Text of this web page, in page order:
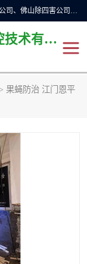
佛山儒创有害生物防治有限公司是一家佛山南海区杀虫公司、佛山除四害公司、佛山灭白蚁公司、佛山白蚁防治公司，让您远离虫害困扰。要问佛山白蚁防治哪家好？佛山儒创有害生物防治有限公司全佛山、广州，正规公司，上门勘查，可靠，售后有保障。
佛山儒创有害生物防控技术有限公司
> 果蝇防治 江门恩平
防治公司
公司